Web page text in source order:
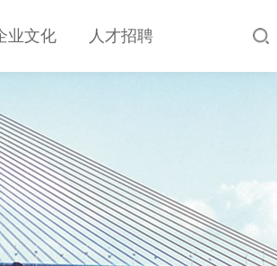
业文化 人才招聘